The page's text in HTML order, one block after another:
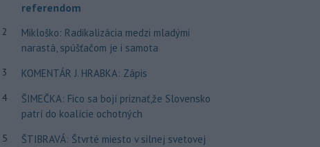
referendom
2
Mikloško: Radikalizácia medzi mladými
narastá, spúšťačom je i samota
3 KOMENTÁR J. HRABKA: Zápis
4
ŠIMEČKA: Fico sa bojí priznať,že Slovensko
patrí do koalície ochotných
5
ŠTIBRAVÁ: Štvrté miesto v silnej svetovej